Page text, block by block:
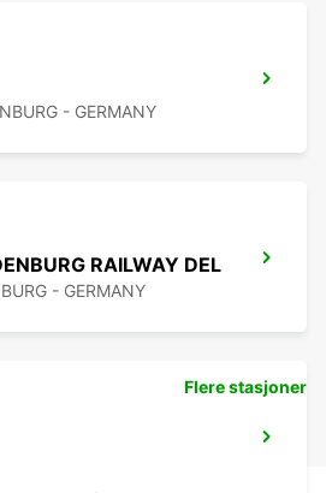
- GERMANY
RAILWAY DEL
- GERMANY
Flere stasjoner